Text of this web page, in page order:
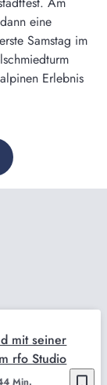
eine
Samstag im
Erlebnis
Min.
mit seiner
rfo Studio